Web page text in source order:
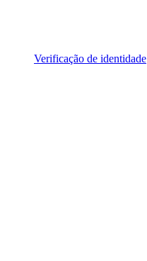
Verificação de identidade